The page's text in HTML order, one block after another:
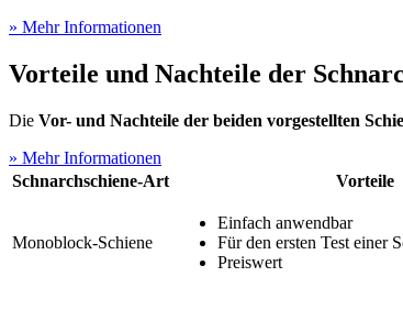
» Mehr Informationen
Vorteile und Nachteile der
Die Vor- und Nachteile der beiden vorgestellten
» Mehr Informationen
Schnarchschiene-Art
Vorteile
Monoblock-Schiene
Einfach anwendbar
Für den ersten Test einer
Preiswert